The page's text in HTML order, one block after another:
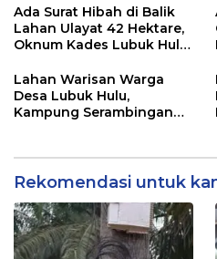
Ada Surat Hibah di Balik
Lahan Ulayat 42 Hektare,
Oknum Kades Lubuk Hulu
Lahan Warisan Warga
Desa Lubuk Hulu,
Kampung Serambingan
Rekomendasi untuk